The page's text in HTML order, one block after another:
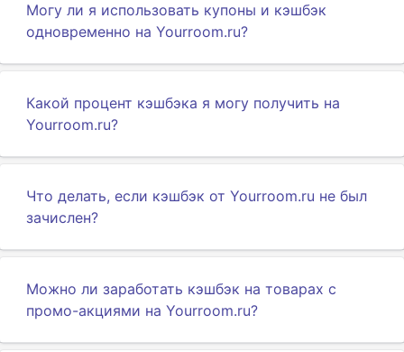
Могу ли я использовать купоны и кэшбэк
одновременно на Yourroom.ru?
Какой процент кэшбэка я могу получить на
Yourroom.ru?
Что делать, если кэшбэк от Yourroom.ru не был
зачислен?
Можно ли заработать кэшбэк на товарах с
промо-акциями на Yourroom.ru?